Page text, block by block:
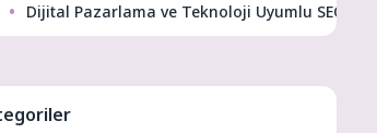
Dijital Pazarlama ve Teknoloji Uyumlu SEO